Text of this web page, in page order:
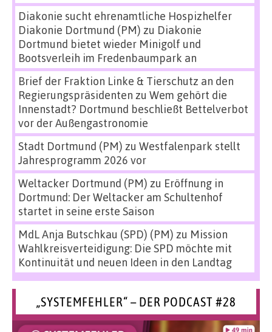
Diakonie sucht ehrenamtliche Hospizhelfer
Diakonie Dortmund (PM) zu Diakonie
Dortmund bietet wieder Minigolf und
Bootsverleih im Fredenbaumpark an
Brief der Fraktion Linke & Tierschutz an den
Regierungspräsidenten zu Wem gehört die
Innenstadt? Dortmund beschließt Bettelverbot
vor der Außengastronomie
Stadt Dortmund (PM) zu Westfalenpark stellt
Jahresprogramm 2026 vor
Weltacker Dortmund (PM) zu Eröffnung in
Dortmund: Der Weltacker am Schultenhof
startet in seine erste Saison
MdL Anja Butschkau (SPD) (PM) zu Mission
Wahlkreisverteidigung: Die SPD möchte mit
Kontinuität und neuen Ideen in den Landtag
„SYSTEMFEHLER“ – DER PODCAST #28